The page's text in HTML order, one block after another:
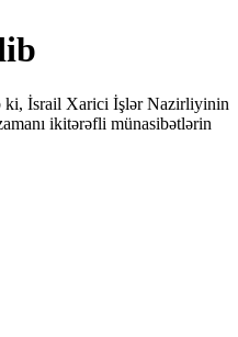
ki, İsrail Xarici İşlər Nazirliyinin
ikitərəfli münasibətlərin